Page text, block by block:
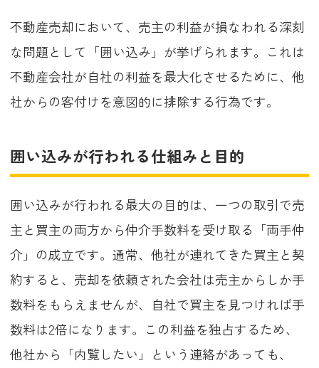
不動産売却において、売主の利益が損なわれる深刻
な問題として「囲い込み」が挙げられます。これは
不動産会社が自社の利益を最大化させるために、他
社からの客付けを意図的に排除する行為です。
囲い込みが行われる仕組みと目的
囲い込みが行われる最大の目的は、一つの取引で売
主と買主の両方から仲介手数料を受け取る「両手仲
介」の成立です。通常、他社が連れてきた買主と契
約すると、売却を依頼された会社は売主からしか手
数料をもらえませんが、自社で買主を見つければ手
数料は2倍になります。この利益を独占するため、
他社から「内覧したい」という連絡があっても、